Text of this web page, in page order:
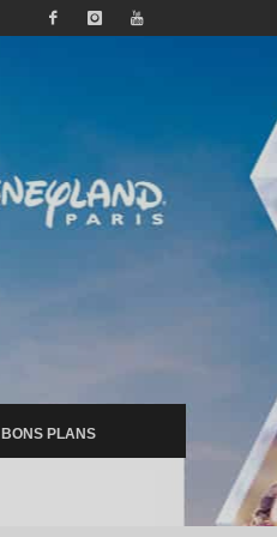
BONS PLANS